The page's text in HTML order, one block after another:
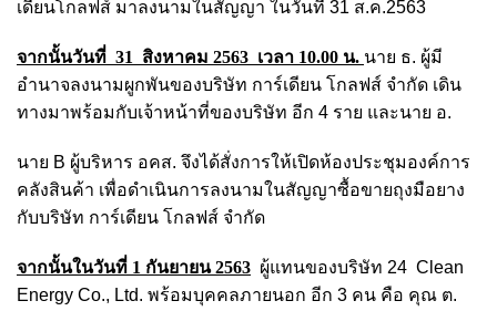
เดียนโกลฟส์ มาลงนามในสัญญา ในวันที่ 31 ส.ค.2563
จากนั้นวันที่ 31 สิงหาคม 2563 เวลา 10.00 น. นาย ธ. ผู้มี
อำนาจลงนามผูกพันของบริษัท การ์เดียน โกลฟส์ จำกัด เดิน
ทางมาพร้อมกับเจ้าหน้าที่ของบริษัท อีก 4 ราย และนาย อ.
นาย B ผู้บริหาร อคส. จึงได้สั่งการให้เปิดห้องประชุมองค์การ
คลังสินค้า เพื่อดำเนินการลงนามในสัญญาซื้อขายถุงมือยาง
กับบริษัท การ์เดียน โกลฟส์ จำกัด
จากนั้นในวันที่ 1 กันยายน 2563 ผู้แทนของบริษัท 24 Clean
Energy Co., Ltd. พร้อมบุคคลภายนอก อีก 3 คน คือ คุณ ต.